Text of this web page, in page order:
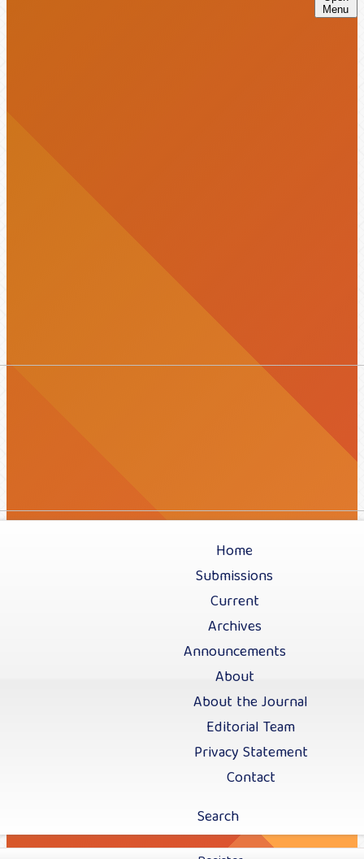
Menu
Home
Submissions
Current
Archives
Announcements
About
About the Journal
Editorial Team
Privacy Statement
Contact
Search